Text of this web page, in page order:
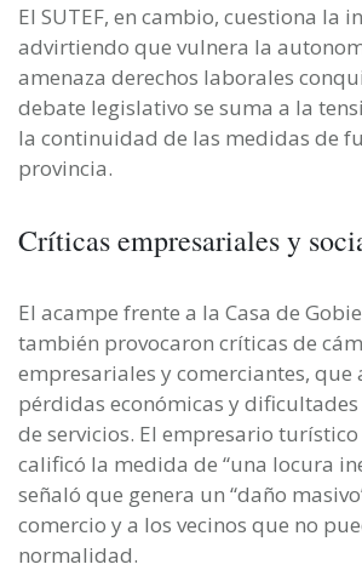
El SUTEF, en cambio, cuestiona la
advirtiendo que vulnera la
amenaza derechos laborales
debate legislativo se suma a la
la continuidad de las medidas de
provincia.
Críticas empresariales y
El acampe frente a la Casa de
también provocaron críticas de
empresariales y comerciantes,
pérdidas económicas y
de servicios. El empresario
calificó la medida de “una locura
señaló que genera un “daño
comercio y a los vecinos que no
normalidad.